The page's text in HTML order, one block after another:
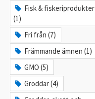
Fisk & fiskeriprodukter
(1)
Fri från (7)
Främmande ämnen (1)
GMO (5)
Groddar (4)